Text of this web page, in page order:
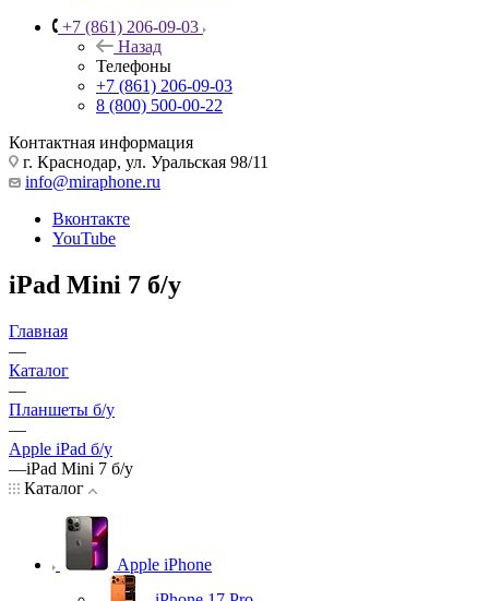
+7 (861) 206-09-03
Назад
Телефоны
+7 (861) 206-09-03
8 (800) 500-00-22
Контактная информация
г. Краснодар, ул. Уральская 98/11
info@miraphone.ru
Вконтакте
YouTube
iPad Mini 7 б/у
Главная
—
Каталог
—
Планшеты б/у
—
Apple iPad б/у
—iPad Mini 7 б/у
Каталог
Apple iPhone